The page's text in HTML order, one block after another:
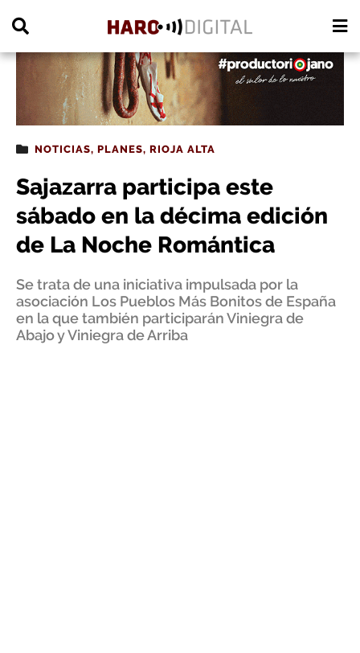
NOTICIAS, PLANES, RIOJA ALTA
Sajazarra participa este
sábado en la décima edición
de La Noche Romántica
Se trata de una iniciativa impulsada por la
asociación Los Pueblos Más Bonitos de España
en la que también participarán Viniegra de
Abajo y Viniegra de Arriba